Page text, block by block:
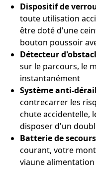
Dispositif de
toute utilisation
être doté d'une
bouton poussoir
Détecteur
sur le parcours, le
instantanément
Système anti-
contrecarrer les
chute accidentelle,
disposer d'un
Batterie de
courant, votre
viaune